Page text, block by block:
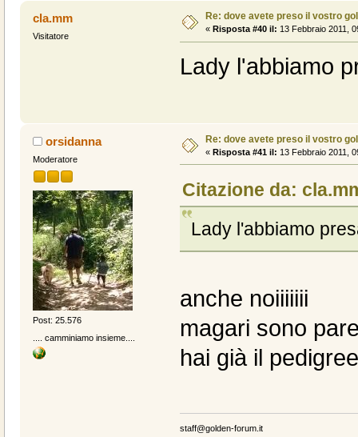
cla.mm
Visitatore
Re: dove avete preso il vostro
« Risposta #40 il: 13 Febbraio 2011,
Lady l'abbiamo
orsidanna
Moderatore
Post: 25.576
.... camminiamo insieme....
Re: dove avete preso il vostro
« Risposta #41 il: 13 Febbraio 2011,
Citazione da:
Lady l'abbiamo
anche noiiiiiii
magari sono
hai già il
staff@golden-forum.it